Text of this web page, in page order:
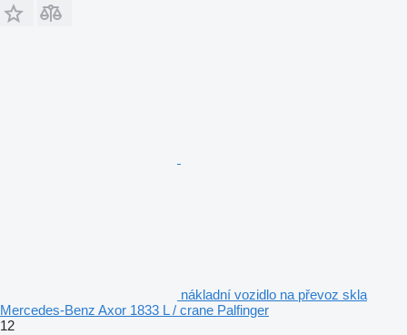
nákladní vozidlo na převoz skla
Mercedes-Benz Axor 1833 L / crane Palfinger
12